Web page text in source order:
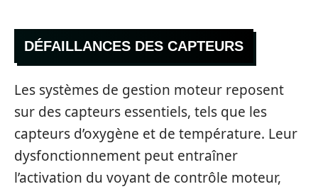
DÉFAILLANCES DES CAPTEURS
Les systèmes de gestion moteur reposent
sur des capteurs essentiels, tels que les
capteurs d’oxygène et de température. Leur
dysfonctionnement peut entraîner
l’activation du voyant de contrôle moteur,